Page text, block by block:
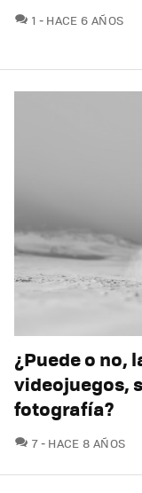
1 COMENTARIOS
HACE 6 AÑOS
¿Puede o no,
videojuegos,
fotografía?
7COMENTARIOS
HACE 8 AÑOS